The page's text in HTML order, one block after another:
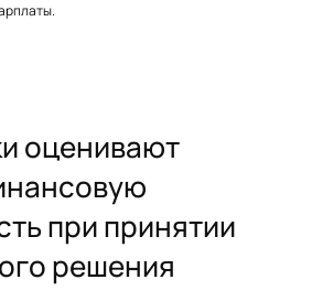
оценивают
при принятии
решения